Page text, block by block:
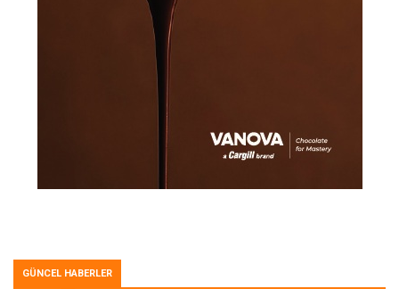
GÜNCEL HABERLER